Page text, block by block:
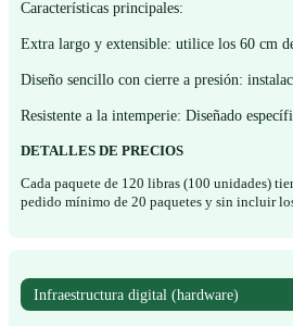
Características principales:
Extra largo y extensible: utilice los 60 cm
Diseño sencillo con cierre a presión:
Resistente a la intemperie: Diseñado
DETALLES DE PRECIOS
Cada paquete de 120 libras (100 unidades)
pedido mínimo de 20 paquetes y sin incluir
Infraestructura digital (hardware)